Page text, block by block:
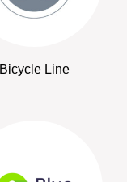
Bicycle Line